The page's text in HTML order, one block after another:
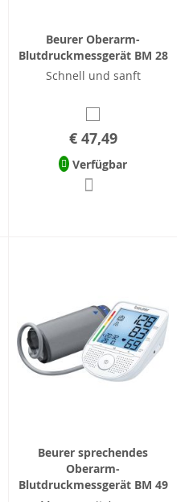
Beurer Oberarm-
Blutdruckmessgerät BM 28
Schnell und sanft
€ 47,49
Verfügbar
Beurer sprechendes
Oberarm-
Blutdruckmessgerät BM 49